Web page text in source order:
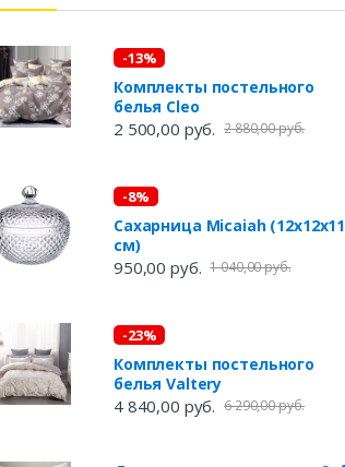
-13%
Комплекты постельного
белья Cleo
2 500,00 руб. 2 880,00 руб.
-8%
Сахарница Micaiah (12х12х11
см)
950,00 руб. 1 040,00 руб.
-23%
Комплекты постельного
белья Valtery
4 840,00 руб. 6 290,00 руб.